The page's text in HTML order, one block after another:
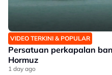
VIDEO TERKINI & POPULAR
Persatuan perkapalan
Hormuz
1 day ago